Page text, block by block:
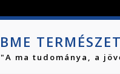
BME
"A ma tudománya, a